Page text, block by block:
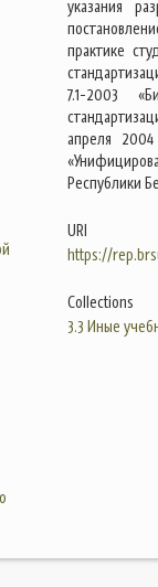
указания
практике
7.1-2003
апреля
Республики
URI
https://
Collections
3.3 Иные